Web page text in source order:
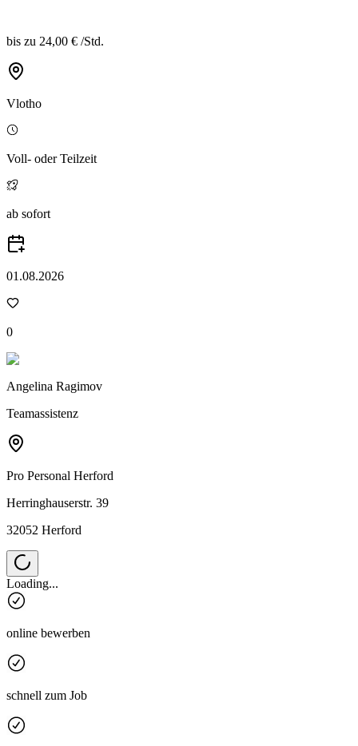
bis zu 24,00 € /Std.
Vlotho
Voll- oder Teilzeit
ab sofort
01.08.2026
0
Angelina Ragimov
Teamassistenz
Pro Personal Herford
Herringhauserstr. 39
32052 Herford
Loading...
online bewerben
schnell zum Job